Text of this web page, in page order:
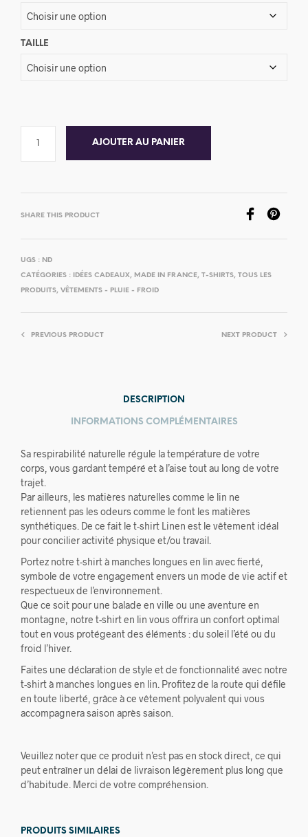
TAILLE
AJOUTER AU PANIER
SHARE THIS PRODUCT
UGS : ND
CATÉGORIES : IDÉES CADEAUX, MADE IN FRANCE, T-SHIRTS, TOUS LES
PRODUITS, VÊTEMENTS - PLUIE - FROID
PREVIOUS PRODUCT NEXT PRODUCT
DESCRIPTION
INFORMATIONS COMPLÉMENTAIRES
Sa respirabilité naturelle régule la température de votre
corps, vous gardant tempéré et à l’aise tout au long de votre
trajet.
Par ailleurs, les matières naturelles comme le lin ne
retiennent pas les odeurs comme le font les matières
synthétiques. De ce fait le t-shirt Linen est le vêtement idéal
pour concilier activité physique et/ou travail.
Portez notre t-shirt à manches longues en lin avec fierté,
symbole de votre engagement envers un mode de vie actif et
respectueux de l’environnement.
Que ce soit pour une balade en ville ou une aventure en
montagne, notre t-shirt en lin vous offrira un confort optimal
tout en vous protégeant des éléments : du soleil l’été ou du
froid l’hiver.
Faites une déclaration de style et de fonctionnalité avec notre
t-shirt à manches longues en lin. Profitez de la route qui défile
en toute liberté, grâce à ce vêtement polyvalent qui vous
accompagnera saison après saison.
Veuillez noter que ce produit n’est pas en stock direct, ce qui
peut entraîner un délai de livraison légèrement plus long que
d’habitude. Merci de votre compréhension.
PRODUITS SIMILAIRES